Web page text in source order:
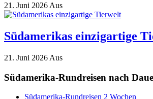
21. Juni 2026 Aus
Südamerikas einzigartige
21. Juni 2026 Aus
Südamerika-Rundreisen nach
Südamerika-Rundreisen 2 Wochen